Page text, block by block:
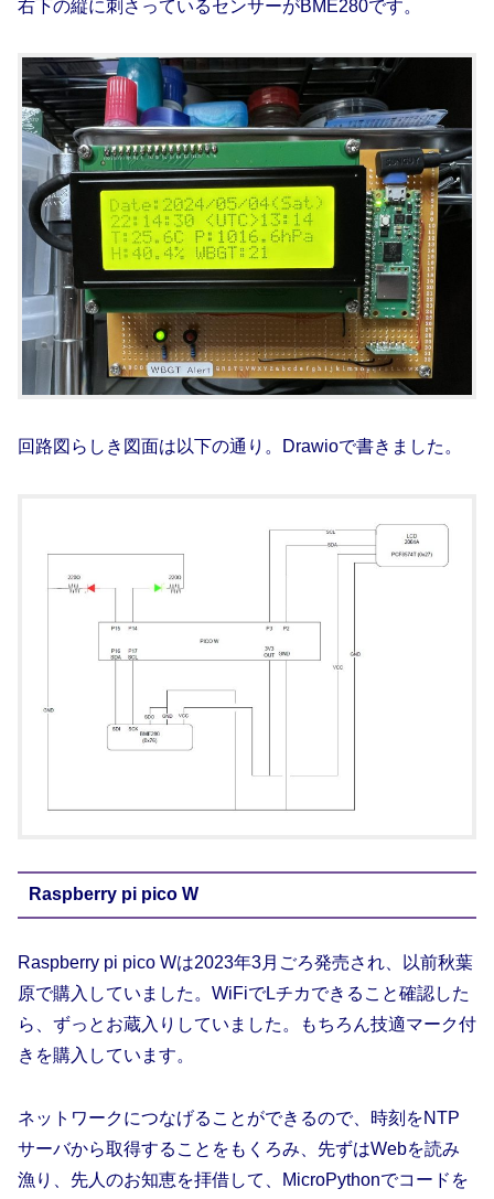
右下の縦に刺さっているセンサーがBME280です。
回路図らしき図面は以下の通り。Drawioで書きました。
Raspberry pi pico W
Raspberry pi pico Wは2023年3月ごろ発売され、以前秋葉
原で購入していました。WiFiでLチカできること確認した
ら、ずっとお蔵入りしていました。もちろん技適マーク付
きを購入しています。
ネットワークにつなげることができるので、時刻をNTP
サーバから取得することをもくろみ、先ずはWebを読み
漁り、先人のお知恵を拝借して、MicroPythonでコードを